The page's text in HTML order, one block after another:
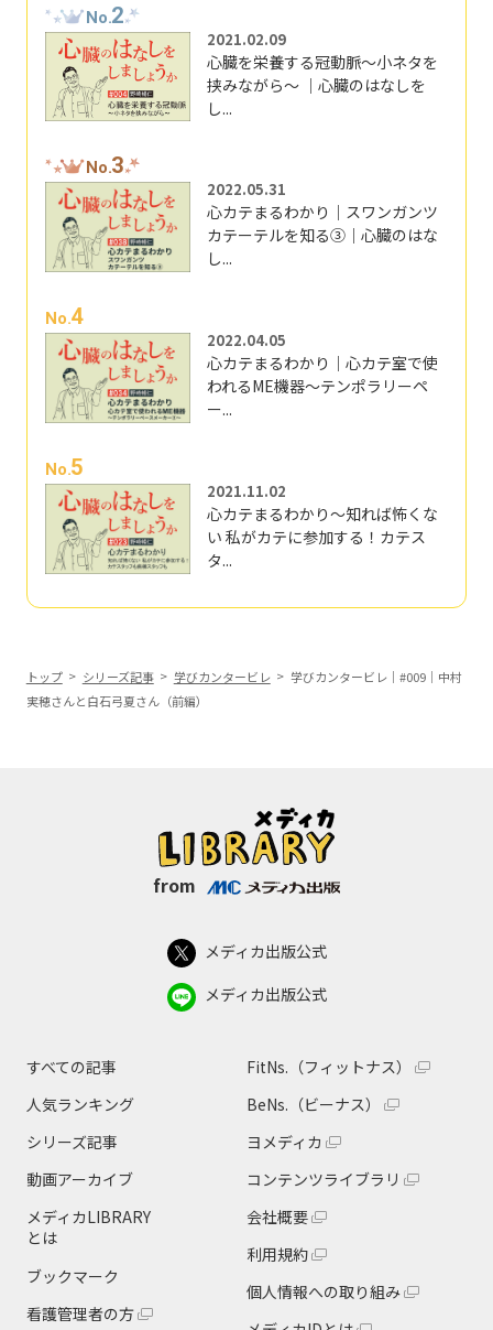
No.2
2021.02.09
心臓を栄養する冠動脈～小ネタを
挟みながら～ ｜心臓のはなしを
し...
No.3
2022.05.31
心カテまるわかり｜スワンガンツ
カテーテルを知る③｜心臓のはな
し...
No.4
2022.04.05
心カテまるわかり｜心カテ室で使
われるME機器～テンポラリーペ
ー...
No.5
2021.11.02
心カテまるわかり～知れば怖くな
い 私がカテに参加する！カテス
タ...
トップ シリーズ記事 学びカンタービレ
学びカンタービレ｜#009｜中村
実穂さんと白石弓夏さん（前編）
from
メディカ出版公式
メディカ出版公式
すべての記事
人気ランキング
シリーズ記事
動画アーカイブ
メディカLIBRARY
とは
ブックマーク
看護管理者の方
FitNs.（フィットナス）
BeNs.（ビーナス）
ヨメディカ
コンテンツライブラリ
会社概要
利用規約
個人情報への取り組み